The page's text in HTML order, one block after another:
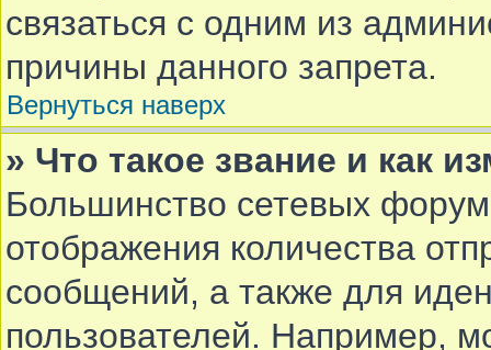
связаться с одним из
причины данного запрета.
Вернуться наверх
» Что такое звание и как
Большинство сетевых
отображения количества
сообщений, а также для
пользователей. Например,